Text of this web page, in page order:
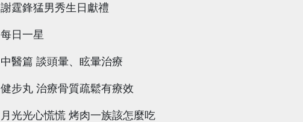
謝霆鋒猛男秀生日獻禮
每日一星
中醫篇 談頭暈、眩暈治療
健步丸 治療骨質疏鬆有療效
月光光心慌慌 烤肉一族該怎麼吃